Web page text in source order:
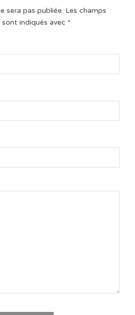
sera pas publiée. Les champs
indiqués avec *